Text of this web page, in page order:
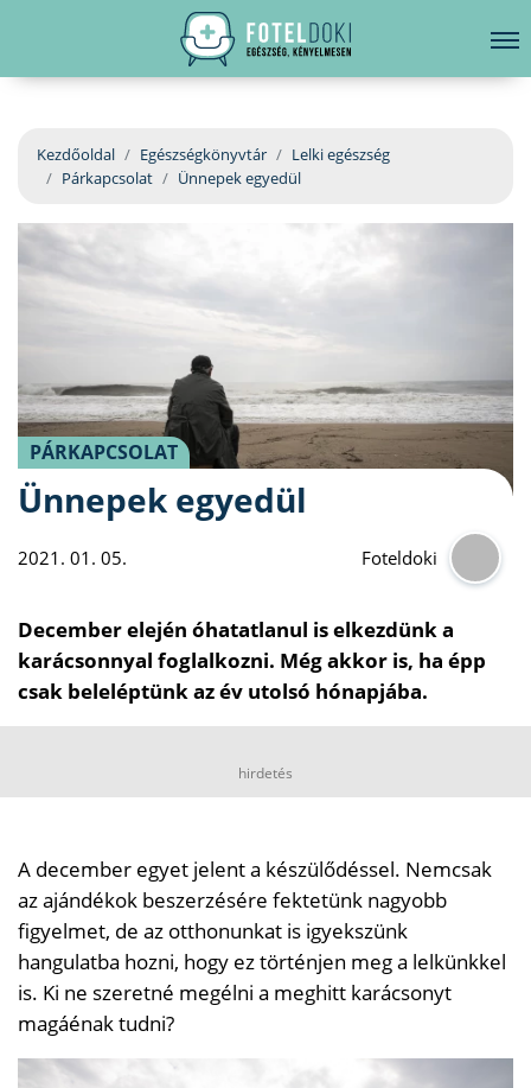
EGÉSZSÉGKÖNYVTÁR
BETEGSÉGKALAUZ
ÜGYELETKERESŐ
ORVOS VÁLASZOL
hirdetés
Kezdőoldal Egészségkönyvtár
Lelki egészség
Párkapcsolat
Ünnepek egyedül
PÁRKAPCSOLAT
Ünnepek egyedül
2021. 01. 05. Foteldoki
December elején óhatatlanul is elkezdünk a
karácsonnyal foglalkozni. Még akkor is, ha épp
csak beleléptünk az év utolsó hónapjába.
hirdetés
A december egyet jelent a készülődéssel. Nemcsak
az ajándékok beszerzésére fektetünk nagyobb
figyelmet, de az otthonunkat is igyekszünk
hangulatba hozni, hogy ez történjen meg a lelkünkkel
is. Ki ne szeretné megélni a meghitt karácsonyt
magáénak tudni?